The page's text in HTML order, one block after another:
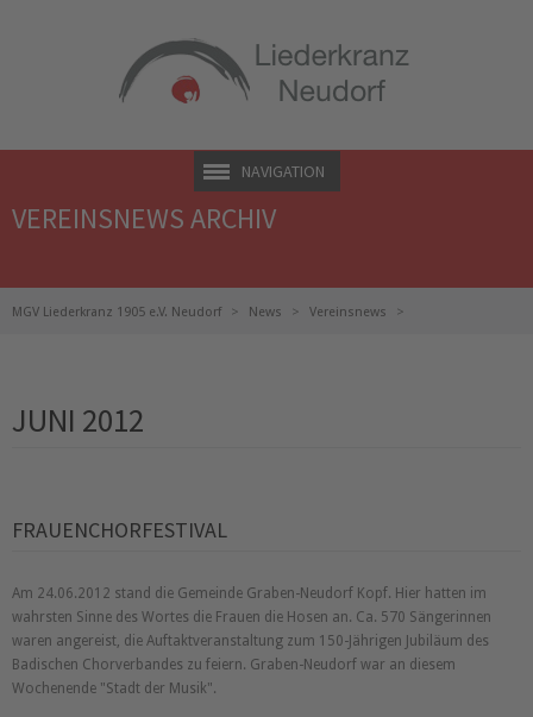
NAVIGATION
VEREINSNEWS ARCHIV
MGV Liederkranz 1905 e.V. Neudorf News Vereinsnews
JUNI 2012
FRAUENCHORFESTIVAL
Am 24.06.2012 stand die Gemeinde Graben-Neudorf Kopf. Hier hatten im
wahrsten Sinne des Wortes die Frauen die Hosen an. Ca. 570 Sängerinnen
waren angereist, die Auftaktveranstaltung zum 150-Jährigen Jubiläum des
Badischen Chorverbandes zu feiern. Graben-Neudorf war an diesem
Wochenende "Stadt der Musik".